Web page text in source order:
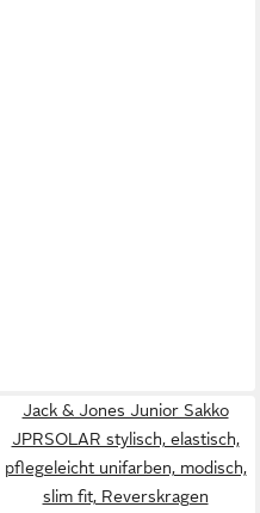
Jack & Jones Junior Sakko
JPRSOLAR stylisch, elastisch,
pflegeleicht unifarben, modisch,
slim fit, Reverskragen